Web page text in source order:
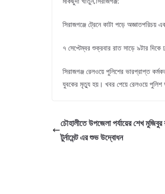
সিরাজগঞ্জে ট্রেনে কাটা পড়ে
৭ সেপ্টেম্বর শুক্রবার রাত সাড়ে ৯টার
সিরাজগঞ্জ রেলওয়ে পুলিশের ভারপ্রাপ্ত
যুবকের মৃত্যু হয়। খবর পেয়ে রেলওয়ে পুলিশ
চৌহালীতে উপজেলা পর্যায়ের শেখ
টুর্নামেন্ট এর শুভ উদ্বোধন